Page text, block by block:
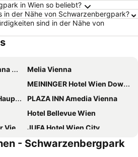
in Wien so beliebt?
in der Nähe von Schwarzenbergpark?
sind in der Nähe von
Melia Vienna
MEININGER Hotel Wien Downtown Franz
PLAZA INN Amedia Vienna
Hotel Bellevue Wien
JUFA Hotel Wien City
Flemings Selection Hotel Wien-City
- Schwarzenbergpark